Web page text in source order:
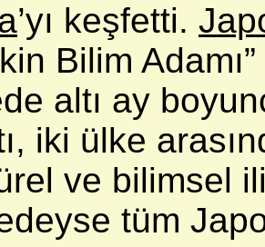
’yı keşfetti.
Bilim
altı ay
iki ülke
ve bilimsel
tüm